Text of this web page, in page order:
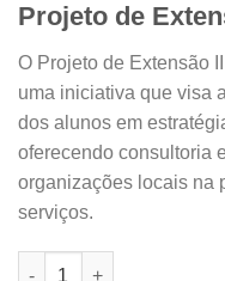
Projeto de
O Projeto de Extensão
uma iniciativa que visa
dos alunos em
oferecendo consultoria e
organizações locais na
serviços.
Projeto de Extensão II